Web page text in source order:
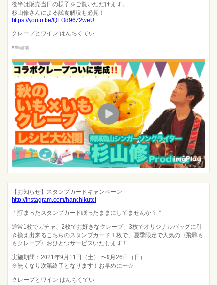
後半は販売当日の様子をご覧いただけます。
杉山修さんによる試食解説も必見！
https://youtu.be/QEOd96Z2weU
クレープとワイン はんちくてい
5年弱前
【お知らせ】スタンプカードキャンペーン
http://Instagram.com/hanchikutei
＂貯まったスタンプカード眠ったままにしてませんか？＂
通常1枚でガチャ、2枚でお好きなクレープ、3枚でオリジナルバッグに引
き換え出来るこちらのスタンプカード１枚で、夏季限定で人気の〈飛騨も
もクレープ〉おひとつサービスいたします！
実施期間：2021年9月11日（土） 〜9月26日（日）
※無くなり次第終了となります！お早めに〜☆
クレープとワイン はんちくてい